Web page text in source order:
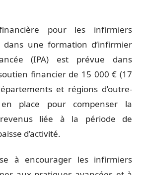
pour les infirmiers
dans une formation d’infirmier
(IPA) est prévue dans
financier de 15 000 € (17
et régions d’outre-
place pour compenser la
liée à la période de
d’activité.
à encourager les infirmiers